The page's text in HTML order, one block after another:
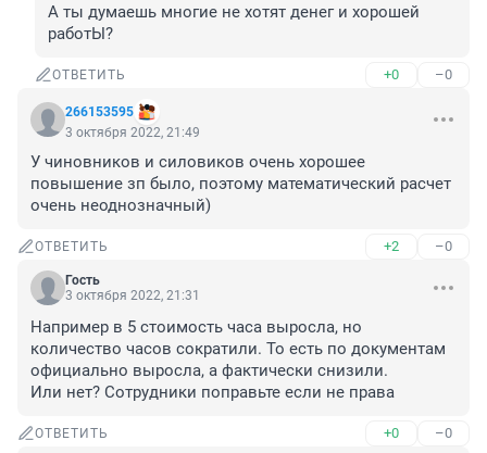
А ты думаешь многие не хотят денег и хорошей
работЫ?
ОТВЕТИТЬ +0 –0
266153595
3 октября 2022, 21:49
У чиновников и силовиков очень хорошее
повышение зп было, поэтому математический расчет
очень неоднозначный)
ОТВЕТИТЬ +2 –0
Гость
3 октября 2022, 21:31
Например в 5 стоимость часа выросла, но
количество часов сократили. То есть по документам
официально выросла, а фактически снизили.
Или нет? Сотрудники поправьте если не права
ОТВЕТИТЬ +0 –0